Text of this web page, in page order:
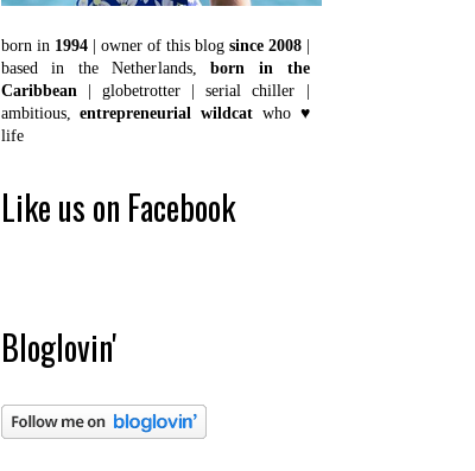
born in 1994| owner of this blog since 2008|
based in the Netherlands,born in the
Caribbean| globetrotter | serial chiller |
ambitious,entrepreneurial wildcat who ♥
life
Like us on Facebook
Bloglovin'